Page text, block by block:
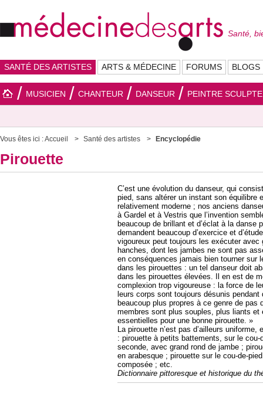
Santé,
SANTÉ DES ARTISTES ARTS & MÉDECINE FORUMS BLOGS
MUSICIEN CHANTEUR DANSEUR PEINTRE
Vous êtes ici :Accueil Santé des artistes Encyclopédie
Pirouette
C’est une évolution du danseur, qui
pied, sans altérer un instant son équilibre
relativement moderne ; nos anciens
à Gardel et à Vestris que l’invention
beaucoup de brillant et d’éclat à la
demandent beaucoup d’exercice et
vigoureux peut toujours les exécuter
hanches, dont les jambes ne sont pas
en conséquences jamais bien tourner sur
dans les pirouettes : un tel danseur doit
dans les pirouettes élevées. Il en est de
complexion trop vigoureuse : la force de
leurs corps sont toujours désunis
beaucoup plus propres à ce genre de
membres sont plus souples, plus liants
essentielles pour une bonne pirouette. »
La pirouette n’est pas d’ailleurs
: pirouette à petits battements, sur le
seconde, avec grand rond de jambe ;
en arabesque ; pirouette sur le cou-de-
composée ; etc.
Dictionnaire pittoresque et historique du